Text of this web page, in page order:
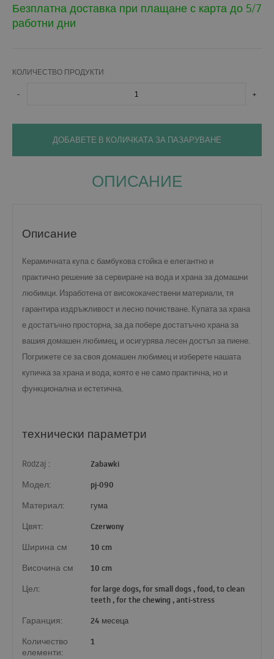
Безплатна доставка при плащане с карта до 5/7
работни дни
КОЛИЧЕСТВО ПРОДУКТИ
- +
ДОБАВЕТЕ В КОЛИЧКАТА ЗА ПАЗАРУВАНЕ
ОПИСАНИЕ
технически параметри
Rodzaj :
Zabawki
Модел:
pj-090
Материал:
гума
Цвят:
Czerwony
Ширина см
10 cm
Височина см
10 cm
Цел:
for large dogs, for small dogs , food, to clean
teeth , for the chewing , anti-stress
Гаранция:
24 месеца
Количество
елементи:
1
Описание
Керамичната купа с бамбукова стойка е елегантно и
практично решение за сервиране на вода и храна за домашни
любимци. Изработена от висококачествени материали, тя
гарантира издръжливост и лесно почистване. Купата за храна
е достатъчно просторна, за да побере достатъчно храна за
вашия домашен любимец, и осигурява лесен достъп за пиене.
Погрижете се за своя домашен любимец и изберете нашата
купичка за храна и вода, която е не само практична, но и
функционална и естетична.